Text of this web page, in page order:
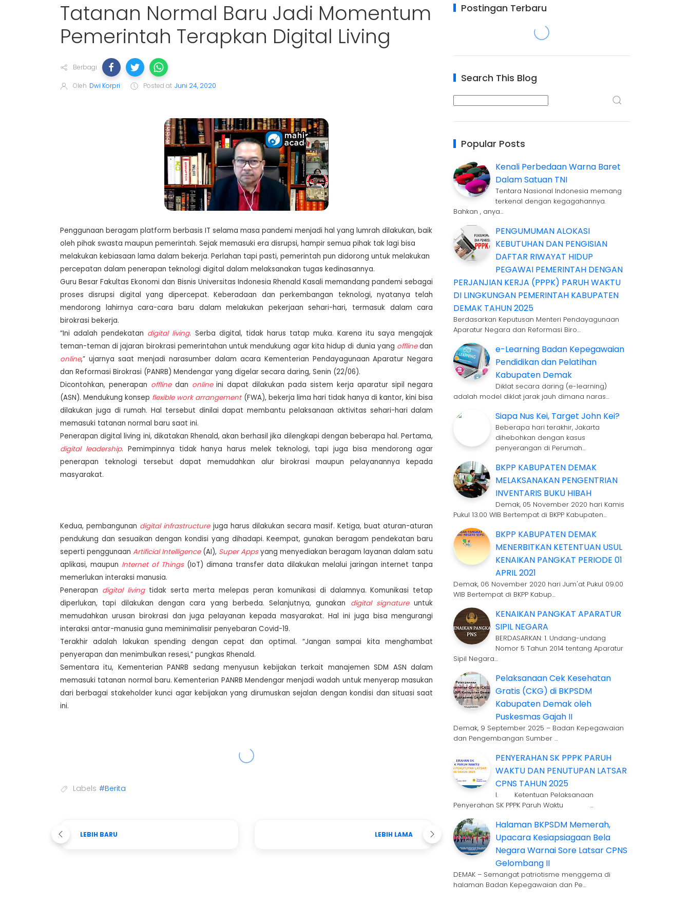
Tatanan Normal Baru Jadi Momentum
Pemerintah Terapkan Digital Living
Berbagi
Oleh Dwi Korpri Posted at Juni 24, 2020
Penggunaan beragam platform berbasis IT selama masa pandemi menjadi hal yang lumrah dilakukan, baik
oleh pihak swasta maupun pemerintah. Sejak memasuki era disrupsi, hampir semua pihak tak lagi bisa
melakukan kebiasaan lama dalam bekerja. Perlahan tapi pasti, pemerintah pun didorong untuk melakukan
percepatan dalam penerapan teknologi digital dalam melaksanakan tugas kedinasannya.
Guru Besar Fakultas Ekonomi dan Bisnis Universitas Indonesia Rhenald Kasali memandang pandemi sebagai
proses disrupsi digital yang dipercepat. Keberadaan dan perkembangan teknologi, nyatanya telah
mendorong lahirnya cara-cara baru dalam melakukan pekerjaan sehari-hari, termasuk dalam cara
birokrasi bekerja.
“Ini adalah pendekatan digital living. Serba digital, tidak harus tatap muka. Karena itu saya mengajak
teman-teman di jajaran birokrasi pemerintahan untuk mendukung agar kita hidup di dunia yang offlinedan
online,” ujarnya saat menjadi narasumber dalam acara Kementerian Pendayagunaan Aparatur Negara
dan Reformasi Birokrasi (PANRB) Mendengar yang digelar secara daring, Senin (22/06).
Dicontohkan, penerapan offlinedan onlineini dapat dilakukan pada sistem kerja aparatur sipil negara
(ASN). Mendukung konsep flexible work arrangement(FWA), bekerja lima hari tidak hanya di kantor, kini bisa
dilakukan juga di rumah. Hal tersebut dinilai dapat membantu pelaksanaan aktivitas sehari-hari dalam
memasuki tatanan normal baru saat ini.
Penerapan digital living ini, dikatakan Rhenald, akan berhasil jika dilengkapi dengan beberapa hal. Pertama,
digital leadership. Pemimpinnya tidak hanya harus melek teknologi, tapi juga bisa mendorong agar
penerapan teknologi tersebut dapat memudahkan alur birokrasi maupun pelayanannya kepada
masyarakat.
Kedua, pembangunan digital infrastructurejuga harus dilakukan secara masif. Ketiga, buat aturan-aturan
pendukung dan sesuaikan dengan kondisi yang dihadapi. Keempat, gunakan beragam pendekatan baru
seperti penggunaanArtificial Intelligence(AI), Super Appsyang menyediakan beragam layanan dalam satu
aplikasi, maupun Internet of Things(IoT) dimana transfer data dilakukan melalui jaringan internet tanpa
memerlukan interaksi manusia.
Penerapan digital livingtidak serta merta melepas peran komunikasi di dalamnya. Komunikasi tetap
diperlukan, tapi dilakukan dengan cara yang berbeda. Selanjutnya, gunakan digital signatureuntuk
memudahkan urusan birokrasi dan juga pelayanan kepada masyarakat. Hal ini juga bisa mengurangi
interaksi antar-manusia guna meminimalisir penyebaran Covid-19.
Terakhir adalah lakukan spending dengan cepat dan optimal. “Jangan sampai kita menghambat
penyerapan dan menimbulkan resesi,” pungkas Rhenald.
Sementara itu, Kementerian PANRB sedang menyusun kebijakan terkait manajemen SDM ASN dalam
memasuki tatanan normal baru. Kementerian PANRB Mendengar menjadi wadah untuk menyerap masukan
dari berbagai stakeholder kunci agar kebijakan yang dirumuskan sejalan dengan kondisi dan situasi saat
ini.
Labels #Berita
LEBIH BARU LEBIH LAMA
Postingan Terbaru
Search This Blog
Popular Posts
Kenali Perbedaan Warna Baret
Dalam Satuan TNI
Tentara Nasional Indonesia memang
terkenal dengan kegagahannya.
Bahkan , anya…
PENGUMUMAN ALOKASI
KEBUTUHAN DAN PENGISIAN
DAFTAR RIWAYAT HIDUP
PEGAWAI PEMERINTAH DENGAN
PERJANJIAN KERJA (PPPK) PARUH WAKTU
DI LINGKUNGAN PEMERINTAH KABUPATEN
DEMAK TAHUN 2025
Berdasarkan Keputusan Menteri Pendayagunaan
Aparatur Negara dan Reformasi Biro…
e-Learning Badan Kepegawaian
Pendidikan dan Pelatihan
Kabupaten Demak
Diklat secara daring (e-learning)
adalah model diklat jarak jauh dimana naras…
Siapa Nus Kei, Target John Kei?
Beberapa hari terakhir, Jakarta
dihebohkan dengan kasus
penyerangan di Perumah…
BKPP KABUPATEN DEMAK
MELAKSANAKAN PENGENTRIAN
INVENTARIS BUKU HIBAH
Demak, 05 November 2020 hari Kamis
Pukul 13.00 WIB Bertempat di BKPP Kabupaten…
BKPP KABUPATEN DEMAK
MENERBITKAN KETENTUAN USUL
KENAIKAN PANGKAT PERIODE 01
APRIL 2021
Demak, 06 November 2020 hari Jum'at Pukul 09.00
WIB Bertempat di BKPP Kabup…
KENAIKAN PANGKAT APARATUR
SIPIL NEGARA
BERDASARKAN: 1. Undang-undang
Nomor 5 Tahun 2014 tentang Aparatur
Sipil Negara…
Pelaksanaan Cek Kesehatan
Gratis (CKG) di BKPSDM
Kabupaten Demak oleh
Puskesmas Gajah II
Demak, 9 September 2025 – Badan Kepegawaian
dan Pengembangan Sumber …
PENYERAHAN SK PPPK PARUH
WAKTU DAN PENUTUPAN LATSAR
CPNS TAHUN 2025
I. Ketentuan Pelaksanaan
Penyerahan SK PPPK Paruh Waktu …
Halaman BKPSDM Memerah,
Upacara Kesiapsiagaan Bela
Negara Warnai Sore Latsar CPNS
Gelombang II
DEMAK – Semangat patriotisme menggema di
halaman Badan Kepegawaian dan Pe…